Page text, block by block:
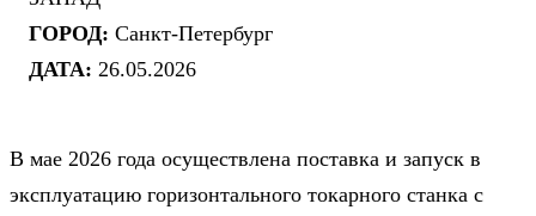
ГОРОД: Санкт-Петербург
ДАТА: 26.05.2026
В мае 2026 года осуществлена поставка и запуск в
эксплуатацию горизонтального токарного станка с